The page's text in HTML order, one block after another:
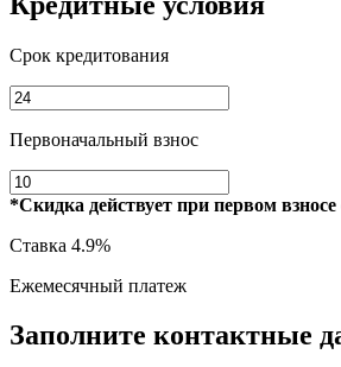
Срок кредитования
Первоначальный взнос
*Скидка действует при первом взносе
Ставка 4.9%
Ежемесячный платеж
Заполните контактные